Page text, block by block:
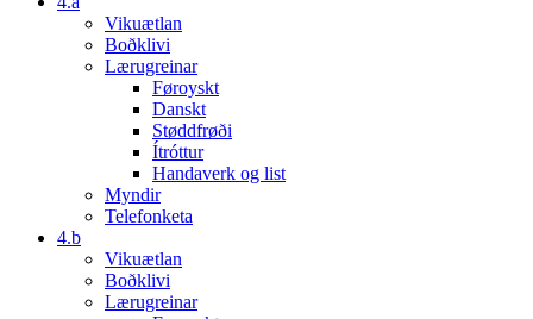
Vikuætlan
Boðklivi
Lærugreinar
Føroyskt
Danskt
Støddfrøði
Ítróttur
Handaverk og list
Myndir
Telefonketa
4.b
Vikuætlan
Boðklivi
Lærugreinar